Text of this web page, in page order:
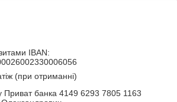
IBAN:
(при отриманні)
Приват банка 4149 6293 7805 1163